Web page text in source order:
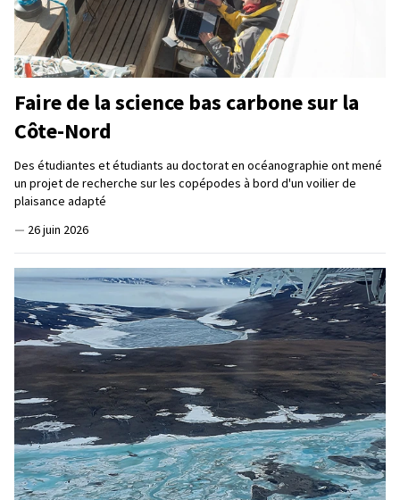
Faire de la science bas carbone sur la
Côte-Nord
Des étudiantes et étudiants au doctorat en océanographie ont mené
un projet de recherche sur les copépodes à bord d'un voilier de
plaisance adapté
— 26 juin 2026